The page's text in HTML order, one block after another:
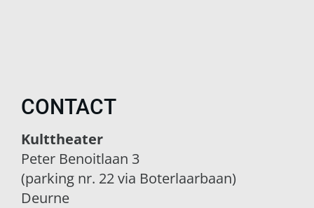
CONTACT
Kulttheater
Peter Benoitlaan 3
(parking nr. 22 via Boterlaarbaan)
Deurne